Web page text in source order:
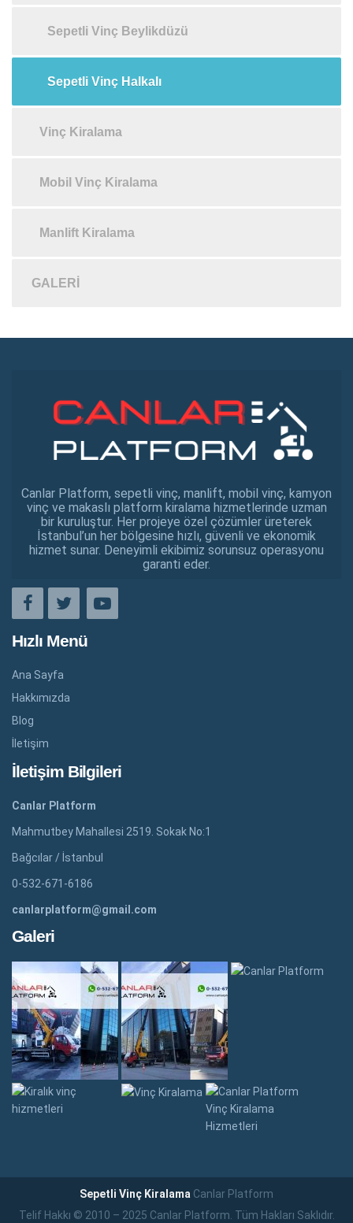
Sepetli Vinç Beylikdüzü
Sepetli Vinç Halkalı
Vinç Kiralama
Mobil Vinç Kiralama
Manlift Kiralama
GALERI
Canlar Platform, sepetli vinç, manlift, mobil vinç, kamyon
vinç ve makaslı platform kiralama hizmetlerinde uzman
bir kuruluştur. Her projeye özel çözümler üreterek
İstanbul’un her bölgesine hızlı, güvenli ve ekonomik
hizmet sunar. Deneyimli ekibimiz sorunsuz operasyonu
garanti eder.
Hızlı Menü
Ana Sayfa
Hakkımızda
Blog
İletişim
İletişim Bilgileri
Canlar Platform
Mahmutbey Mahallesi 2519. Sokak No:1
Bağcılar / İstanbul
0-532-671-6186
canlarplatform@gmail.com
Galeri
Sepetli Vinç Kiralama Canlar Platform
Telif Hakkı © 2010 – 2025 Canlar Platform. Tüm Hakları Saklıdır.